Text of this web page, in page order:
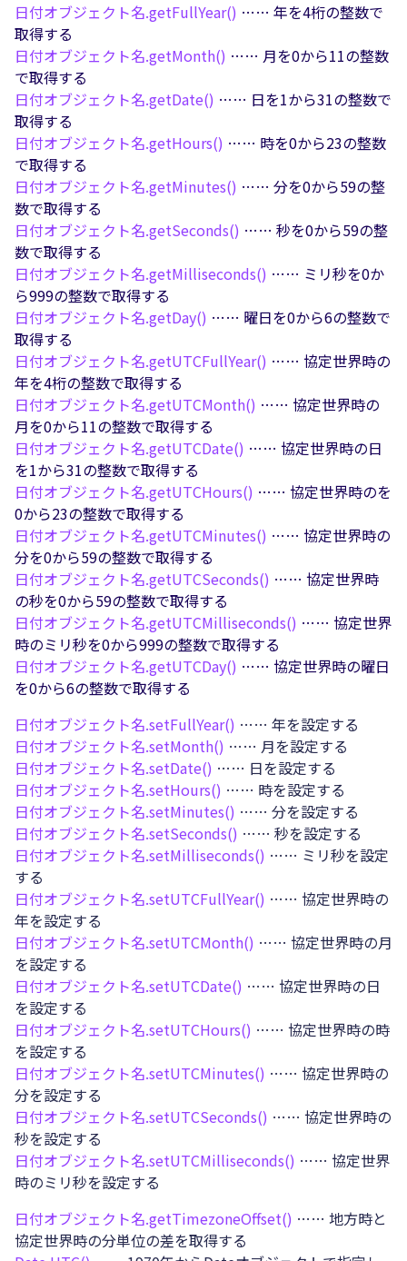
日付オブジェクト名.getFullYear() …… 年を4桁の整数で
取得する
日付オブジェクト名.getMonth() …… 月を0から11の整数
で取得する
日付オブジェクト名.getDate() …… 日を1から31の整数で
取得する
日付オブジェクト名.getHours() …… 時を0から23の整数
で取得する
日付オブジェクト名.getMinutes() …… 分を0から59の整
数で取得する
日付オブジェクト名.getSeconds() …… 秒を0から59の整
数で取得する
日付オブジェクト名.getMilliseconds() …… ミリ秒を0か
ら999の整数で取得する
日付オブジェクト名.getDay() …… 曜日を0から6の整数で
取得する
日付オブジェクト名.getUTCFullYear() …… 協定世界時の
年を4桁の整数で取得する
日付オブジェクト名.getUTCMonth() …… 協定世界時の
月を0から11の整数で取得する
日付オブジェクト名.getUTCDate() …… 協定世界時の日
を1から31の整数で取得する
日付オブジェクト名.getUTCHours() …… 協定世界時のを
0から23の整数で取得する
日付オブジェクト名.getUTCMinutes() …… 協定世界時の
分を0から59の整数で取得する
日付オブジェクト名.getUTCSeconds() …… 協定世界時
の秒を0から59の整数で取得する
日付オブジェクト名.getUTCMilliseconds() …… 協定世界
時のミリ秒を0から999の整数で取得する
日付オブジェクト名.getUTCDay() …… 協定世界時の曜日
を0から6の整数で取得する
日付オブジェクト名.setFullYear() …… 年を設定する
日付オブジェクト名.setMonth() …… 月を設定する
日付オブジェクト名.setDate() …… 日を設定する
日付オブジェクト名.setHours() …… 時を設定する
日付オブジェクト名.setMinutes() …… 分を設定する
日付オブジェクト名.setSeconds() …… 秒を設定する
日付オブジェクト名.setMilliseconds() …… ミリ秒を設定
する
日付オブジェクト名.setUTCFullYear() …… 協定世界時の
年を設定する
日付オブジェクト名.setUTCMonth() …… 協定世界時の月
を設定する
日付オブジェクト名.setUTCDate() …… 協定世界時の日
を設定する
日付オブジェクト名.setUTCHours() …… 協定世界時の時
を設定する
日付オブジェクト名.setUTCMinutes() …… 協定世界時の
分を設定する
日付オブジェクト名.setUTCSeconds() …… 協定世界時の
秒を設定する
日付オブジェクト名.setUTCMilliseconds() …… 協定世界
時のミリ秒を設定する
日付オブジェクト名.getTimezoneOffset() …… 地方時と
協定世界時の分単位の差を取得する